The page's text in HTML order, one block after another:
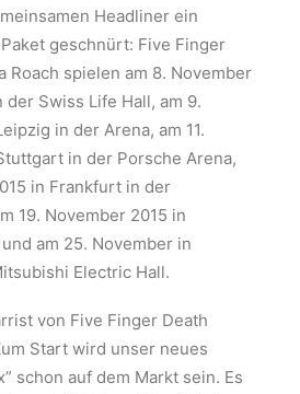
Headliner ein
geschnürt: Five Finger
Roach spielen am 8. November
der Swiss Life Hall, am 9.
in der Arena, am 11.
in der Porsche Arena,
in Frankfurt in der
19. November 2015 in
am 25. November in
Electric Hall.
von Five Finger Death
Start wird unser neues
schon auf dem Markt sein. Es